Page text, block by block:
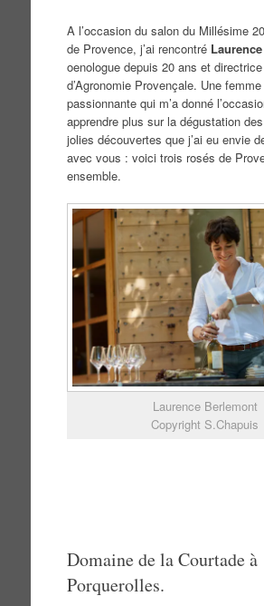
A l’occasion du salon du Millésime
de Provence, j’ai rencontré
oenologue depuis 20 ans et
d’Agronomie Provençale. Une
passionnante qui m’a donné
apprendre plus sur la dégustation
jolies découvertes que j’ai eu envie
avec vous : voici trois rosés de
ensemble.
Laurence Berlemont
Copyright S.Chapuis
Domaine de la Courtade à
Porquerolles.